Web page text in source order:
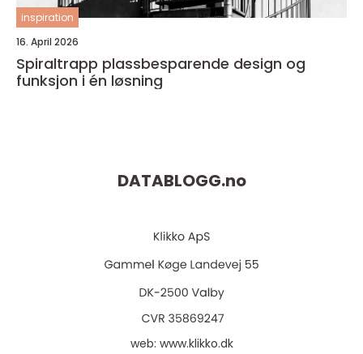
inspiration
16. April 2026
Spiraltrapp plassbesparende design og
funksjon i én løsning
DATABLOGG.no
web: www.klikko.dk